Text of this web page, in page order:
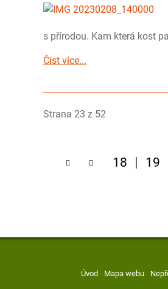
s přírodou. Kam která kost
Číst více...
Strana 23 z 52
18 19
Úvod Mapa webu